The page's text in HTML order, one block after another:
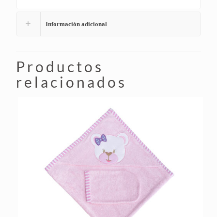
Información adicional
Productos
relacionados